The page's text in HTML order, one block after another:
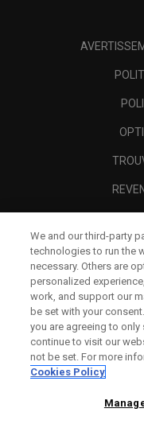
We and our third-party
technologies to run the
necessary. Others are
personalized
work, and support our
be set with your
you are agreeing to
continue to visit our
not be set. For more
Cookies Policy